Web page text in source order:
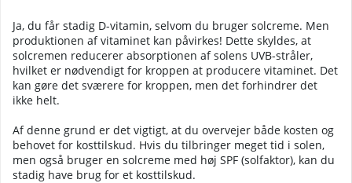
Ja, du får stadig D-vitamin, selvom du bruger solcreme. Men
produktionen af vitaminet kan påvirkes! Dette skyldes, at
solcremen reducerer absorptionen af solens UVB-stråler,
hvilket er nødvendigt for kroppen at producere vitaminet. Det
kan gøre det sværere for kroppen, men det forhindrer det
ikke helt.
Af denne grund er det vigtigt, at du overvejer både kosten og
behovet for kosttilskud. Hvis du tilbringer meget tid i solen,
men også bruger en solcreme med høj SPF (solfaktor), kan du
stadig have brug for et kosttilskud.